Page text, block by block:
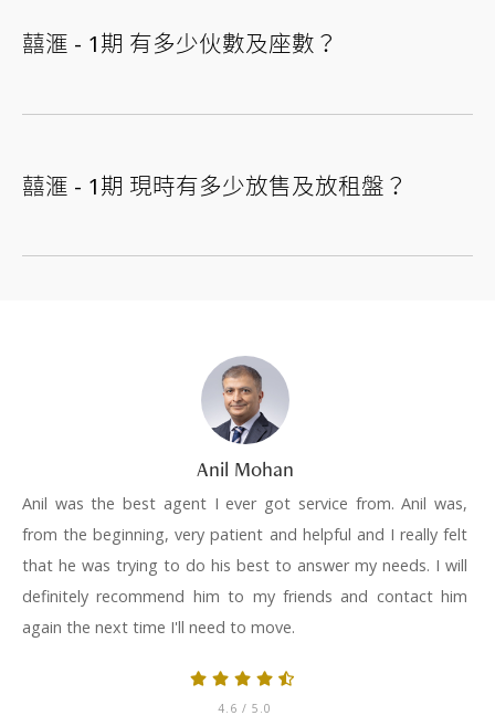
囍滙 - 1期 有多少伙數及座數？
囍滙 - 1期 現時有多少放售及放租盤？
Anil Mohan
Anil was the best agent I ever got service from. Anil was,
from the beginning, very patient and helpful and I really felt
that he was trying to do his best to answer my needs. I will
definitely recommend him to my friends and contact him
again the next time I'll need to move.
4.6 / 5.0